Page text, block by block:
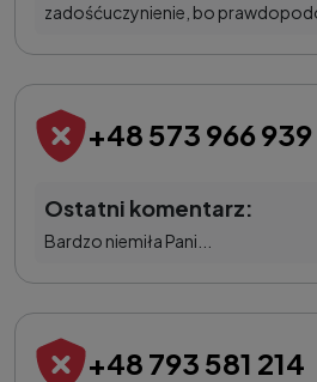
zadośćuczynienie, bo
+48 573 966 939
Ostatni komentarz:
Bardzo niemiła Pani...
+48 793 581 214